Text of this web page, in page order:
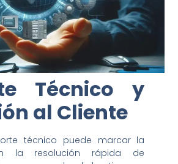
Técnico y
al Cliente
técnico puede marcar la
la resolución rápida de